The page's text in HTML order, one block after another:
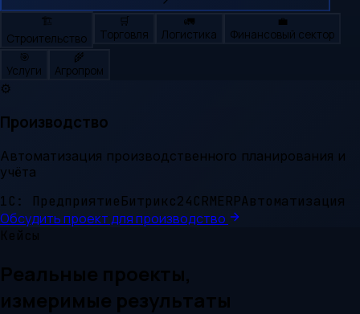
🏗️
Строительство
🛒
Торговля
🚛
Логистика
💼
Финансовый сектор
🎯
Услуги
🌾
Агропром
⚙️
Производство
Автоматизация производственного планирования и
учёта
1С: ПредприятиеБитрикс24CRMERPАвтоматизация
Обсудить проект дляпроизводство
Кейсы
Реальные проекты,
измеримые результаты